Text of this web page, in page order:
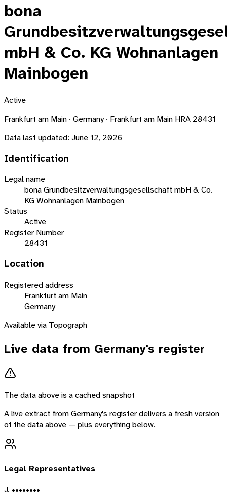
bona
mbH & Co. KG Wohnanlagen
Mainbogen
Active
Frankfurt am Main · Germany · Frankfurt am Main HRA 28431
Data last updated: June 12, 2026
Identification
Legal name
bona Grundbesitzverwaltungsgesellschaft mbH & Co.
KG Wohnanlagen Mainbogen
Status
Active
Register Number
28431
Location
Registered address
Frankfurt am Main
Germany
Available via Topograph
Live data from Germany's register
The data above is a cached snapshot
A live extract fromGermany's register delivers a fresh version
of the data above — plus everything below.
Legal Representatives
J. ••••••••